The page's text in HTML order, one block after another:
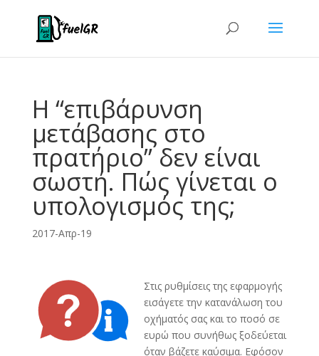
Η “επιβάρυνση
μετάβασης στο
πρατήριο” δεν είναι
σωστή. Πώς γίνεται ο
υπολογισμός της;
2017-Απρ-19
Στις ρυθμίσεις της εφαρμογής
εισάγετε την κατανάλωση του
οχήματός σας και το ποσό σε
ευρώ που συνήθως ξοδεύεται
όταν βάζετε καύσιμα. Εφόσον